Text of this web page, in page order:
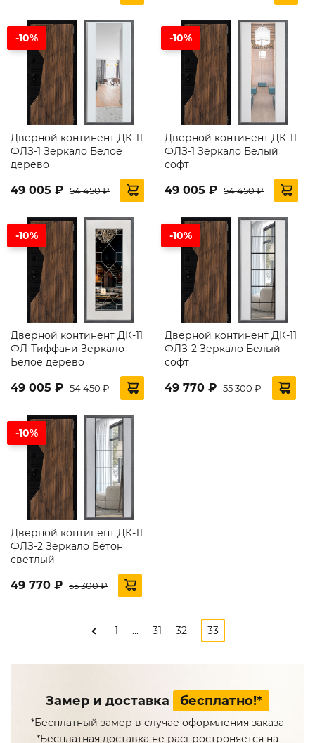
-10%
Дверной континент ДК-11
ФЛЗ-1 Зеркало Белое
дерево
49 005 ₽ 54 450 ₽
-10%
Дверной континент ДК-11
ФЛЗ-1 Зеркало Белый
софт
49 005 ₽ 54 450 ₽
-10%
Дверной континент ДК-11
ФЛ-Тиффани Зеркало
Белое дерево
49 005 ₽ 54 450 ₽
-10%
Дверной континент ДК-11
ФЛЗ-2 Зеркало Белый
софт
49 770 ₽ 55 300 ₽
-10%
Дверной континент ДК-11
ФЛЗ-2 Зеркало Бетон
светлый
49 770 ₽ 55 300 ₽
1 ... 31 32 33
Замер и доставка бесплатно!*
*Бесплатный замер в случае оформления заказа
*Бесплатная доставка не распростроняется на